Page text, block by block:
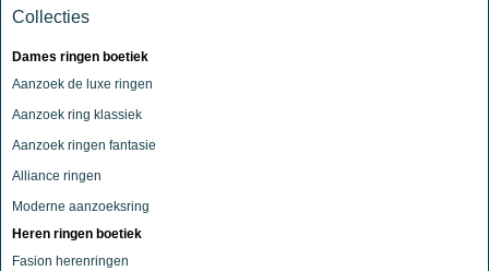
Collecties
Dames ringen boetiek
Aanzoek de luxe ringen
Aanzoek ring klassiek
Aanzoek ringen fantasie
Alliance ringen
Moderne aanzoeksring
Heren ringen boetiek
Fasion herenringen